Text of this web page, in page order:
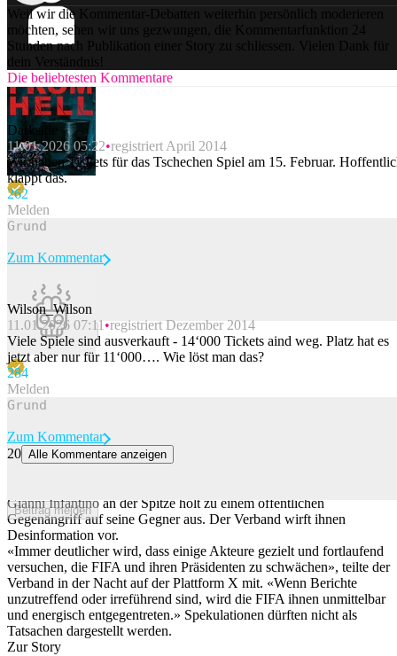
Weil wir die Kommentar-Debatten weiterhin persönlich moderieren
möchten, sehen wir uns gezwungen, die Kommentarfunktion 24
Stunden nach Publikation einer Story zu schliessen. Vielen Dank für
dein Verständnis!
Die beliebtesten Kommentare
Darkside
11.01.2026 05:22 registriert April 2014
Wir haben Tickets für das Tschechen Spiel am 15. Februar.
klappt das.
262
Melden
Beitrag melden
Zum Kommentar
Wilson_Wilson
11.01.2026 07:11 registriert Dezember 2014
Viele Spiele sind ausverkauft - 14‘000 Tickets aind weg. Platz hat es
jetzt aber nur für 11‘000…. Wie löst man das?
284
Melden
Beitrag melden
Zum Kommentar
20 Alle Kommentare anzeigen
Gianni Infantino an der Spitze holt zu einem öffentlichen
Gegenangriff auf seine Gegner aus. Der Verband wirft ihnen
Desinformation vor.
«Immer deutlicher wird, dass einige Akteure gezielt und fortlaufend
versuchen, die FIFA und ihren Präsidenten zu schwächen», teilte der
Verband in der Nacht auf der Plattform X mit. «Wenn Berichte
unzutreffend oder irreführend sind, wird die FIFA ihnen unmittelbar
und energisch entgegentreten.» Spekulationen dürften nicht als
Tatsachen dargestellt werden.
Zur Story